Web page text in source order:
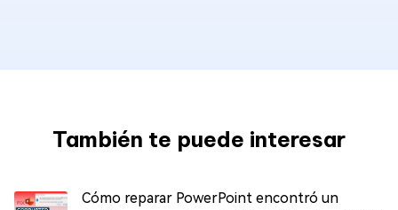
También te puede interesar
Cómo reparar PowerPoint encontró un